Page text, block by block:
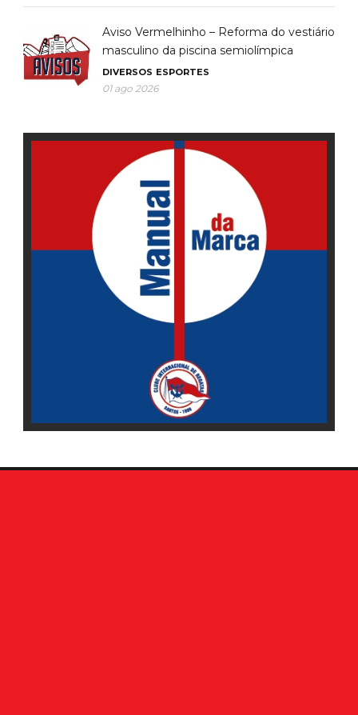
Aviso Vermelhinho – Reforma do vestiário
masculino da piscina semiolímpica
DIVERSOS ESPORTES
01 ago 2026